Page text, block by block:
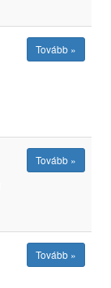
Tovább »
Tovább »
Tovább »